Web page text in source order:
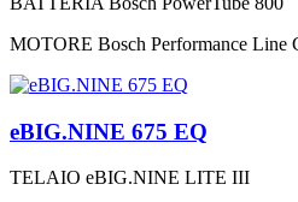
MOTORE Bosch Performance Line
eBIG.NINE 675 EQ
TELAIO eBIG.NINE LITE III